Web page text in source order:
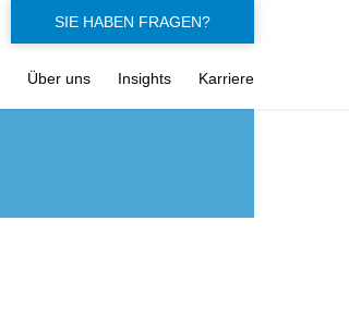
SIE HABEN FRAGEN?
Über uns Insights Karriere